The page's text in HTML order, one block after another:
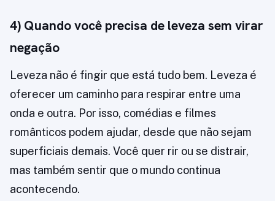
4) Quando você precisa de leveza sem virar
negação
Leveza não é fingir que está tudo bem. Leveza é
oferecer um caminho para respirar entre uma
onda e outra. Por isso, comédias e filmes
românticos podem ajudar, desde que não sejam
superficiais demais. Você quer rir ou se distrair,
mas também sentir que o mundo continua
acontecendo.